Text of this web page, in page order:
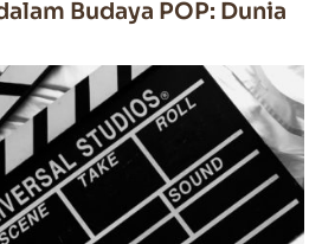
Budaya POP: Dunia